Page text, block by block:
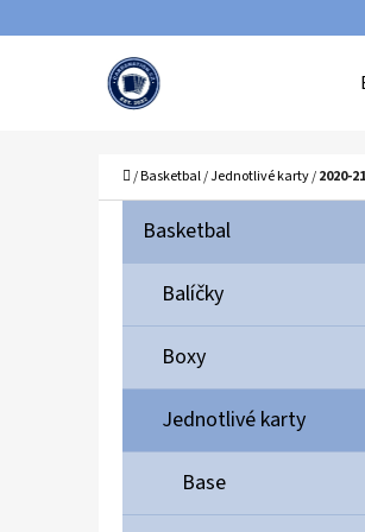
Domů
/Basketbal/Jednotlivé karty/2020-
Přeskočit
kategorie
K
T
G
R
E
Basketbal
Balíčky
Boxy
Jednotlivé karty
Base
Zpět
Zpět